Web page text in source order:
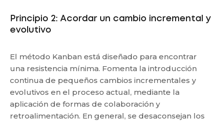
Principio 2: Acordar un cambio incremental y
evolutivo
El método Kanban está diseñado para encontrar
una resistencia mínima. Fomenta la introducción
continua de pequeños cambios incrementales y
evolutivos en el proceso actual, mediante la
aplicación de formas de colaboración y
retroalimentación. En general, se desaconsejan los